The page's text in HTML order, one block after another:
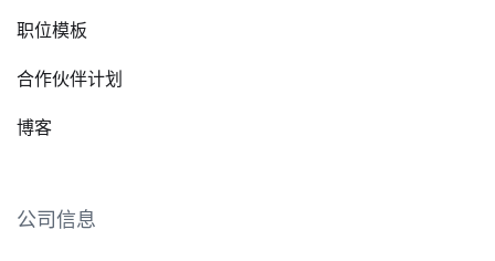
职位模板
合作伙伴计划
博客
公司信息